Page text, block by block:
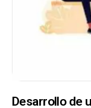
Desarrollo de